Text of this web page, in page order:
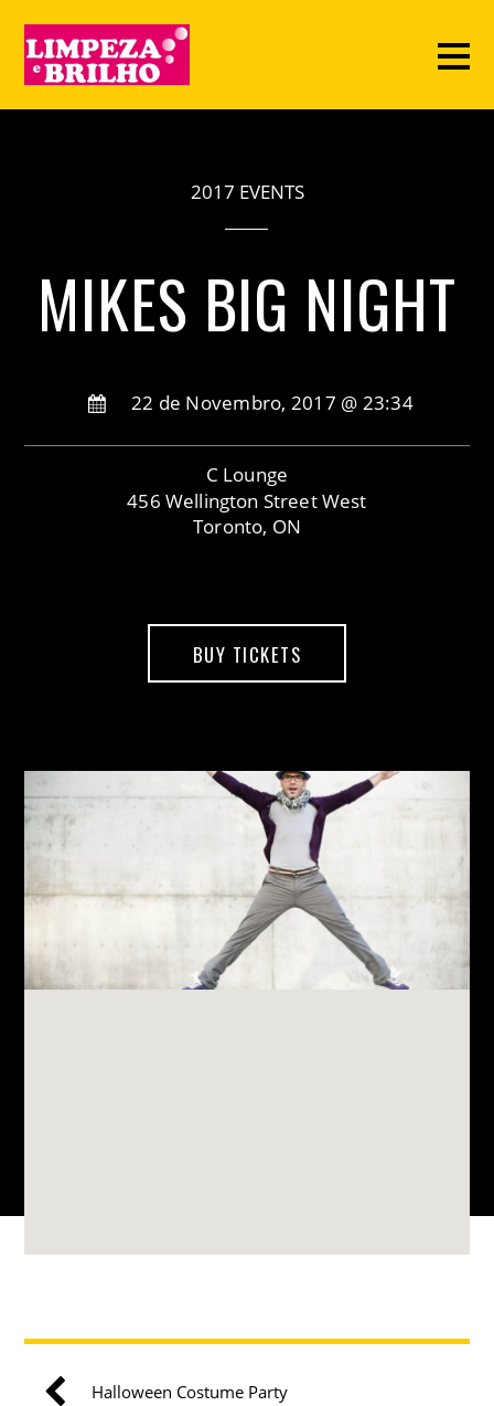
2017 EVENTS
MIKES BIG NIGHT
22 de Novembro, 2017 @ 23:34
C Lounge
456 Wellington Street West
Toronto, ON
BUY TICKETS
Halloween Costume Party